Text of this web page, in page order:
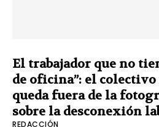
El trabajador que no
de oficina”: el colectivo
queda fuera de la
sobre la desconexión
REDACCIÓN